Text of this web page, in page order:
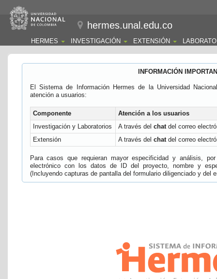
hermes.unal.edu.co
HERMES INVESTIGACIÓN EXTENSIÓN
INFORMACIÓN
El Sistema de Información Hermes de la Universidad
atención a usuarios:
Componente
Atención a los usuarios
Investigación y Laboratorios
A través del chatdel correo
Extensión
A través del chatdel correo
Para casos que requieran mayor especificidad y análisis,
electrónico con los datos de ID del proyecto, nombre y
(Incluyendo capturas de pantalla del formulario diligenciado y del